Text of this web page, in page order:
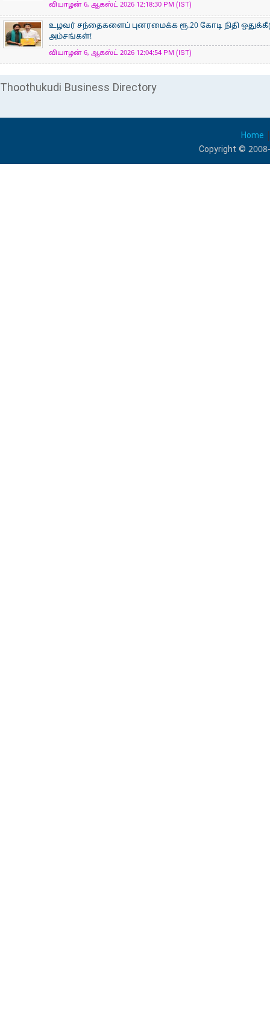
வியாழன் 6, ஆகஸ்ட் 2026 12:18:30 PM (IST)
உழவர் சந்தைகளைப் புனரமைக்க ரூ.20 கோடி நிதி
அம்சங்கள்!
வியாழன் 6, ஆகஸ்ட் 2026 12:04:54 PM (IST)
Thoothukudi Business Directory
Home
Copyright ©